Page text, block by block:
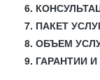
6.
7. ПАКЕТ
8. ОБЪЕМ
9. ГАРАНТИИ